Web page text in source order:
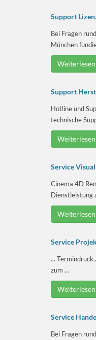
Support
Bei Fragen
München
Support
Hotline und
technische
Service
Cinema 4D
Dienstleistung
Service
...
zum ...
Service
Bei Fragen